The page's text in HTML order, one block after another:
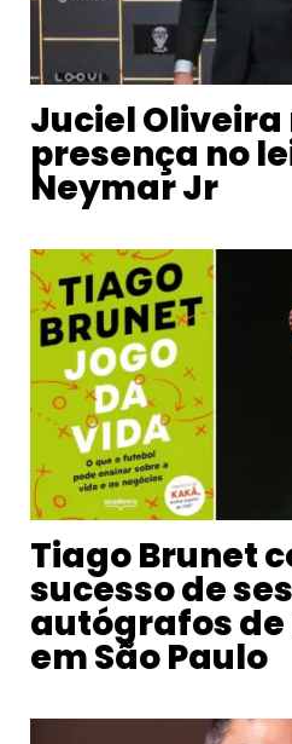
Juciel
presença no
Neymar Jr
Tiago Brunet
sucesso de
autógrafos
em São Paulo